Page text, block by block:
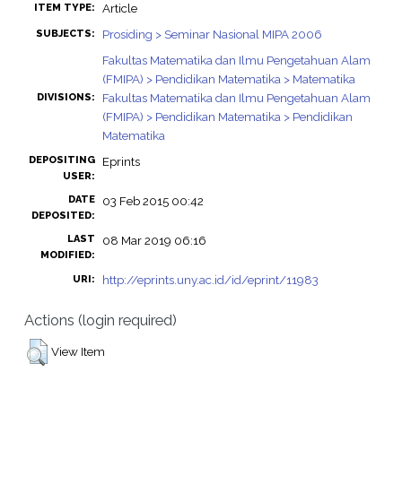
ITEM TYPE: Article
SUBJECTS: Prosiding > Seminar Nasional MIPA 2006
DIVISIONS:
Fakultas Matematika dan Ilmu Pengetahuan Alam
(FMIPA) > Pendidikan Matematika > Matematika
Fakultas Matematika dan Ilmu Pengetahuan Alam
(FMIPA) > Pendidikan Matematika > Pendidikan
Matematika
DEPOSITING
USER:
Eprints
DATE
DEPOSITED:
03 Feb 2015 00:42
LAST
MODIFIED:
08 Mar 2019 06:16
URI: http://eprints.uny.ac.id/id/eprint/11983
Actions (login required)
View Item